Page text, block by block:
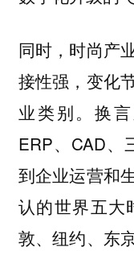
同时，时尚产
接性强，变化
业类别。换
ERP、CAD、
到企业运营和
认的世界五大
敦、纽约、东